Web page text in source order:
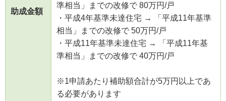
助成金額
準相当」までの改修で 80万円/戸
・平成4年基準未達住宅 → 「平成11年基準
相当」までの改修で 50万円/戸
・平成11年基準未達住宅 → 「平成11年基
準相当」までの改修で 40万円/戸
※1申請あたり補助額合計が5万円以上であ
る必要があります